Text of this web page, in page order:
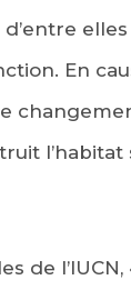
En
l’habitat
de l’IUCN,